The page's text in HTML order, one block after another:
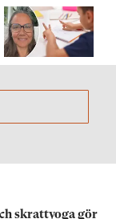
skrattyoga gör